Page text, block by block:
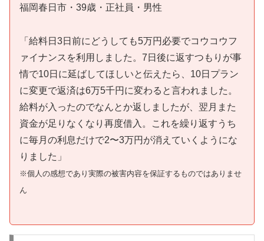
福岡春日市・39歳・正社員・男性
「給料日3日前にどうしても5万円必要でコウコウフ
ァイナンスを利用しました。7日後に返すつもりが事
情で10日に延ばしてほしいと伝えたら、10日プラン
に変更で返済は6万5千円に変わると言われました。
給料が入ったのでなんとか返しましたが、翌月また
資金が足りなくなり再度借入。これを繰り返すうち
に毎月の利息だけで2〜3万円が消えていくようにな
りました」
※個人の感想であり実際の被害内容を保証するものではありませ
ん